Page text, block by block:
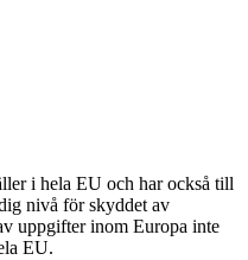
i hela EU och har också till
nivå för skyddet av
uppgifter inom Europa inte
EU.